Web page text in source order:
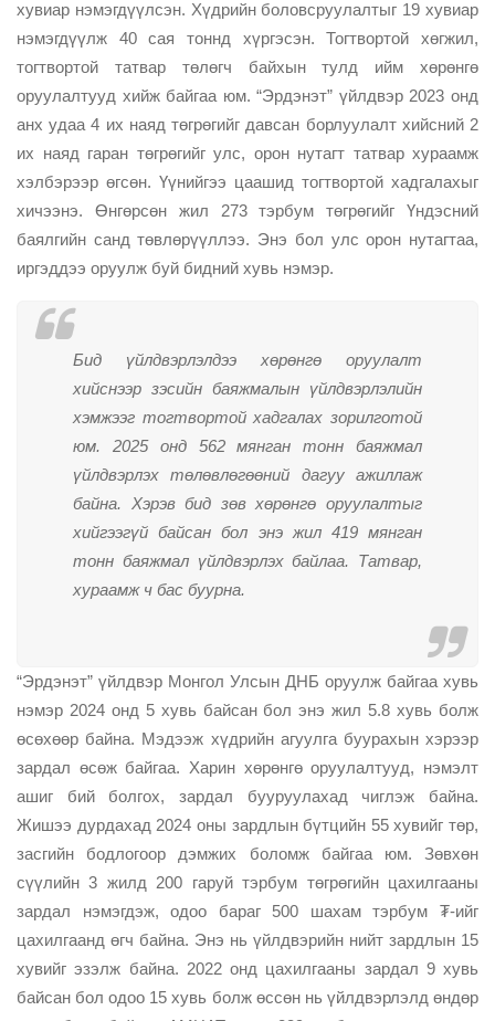
хувиар нэмэгдүүлсэн. Хүдрийн боловсруулалтыг 19 хувиар
нэмэгдүүлж 40 сая тоннд хүргэсэн. Тогтвортой хөгжил,
тогтвортой татвар төлөгч байхын тулд ийм хөрөнгө
оруулалтууд хийж байгаа юм. “Эрдэнэт” үйлдвэр 2023 онд
анх удаа 4 их наяд төгрөгийг давсан борлуулалт хийсний 2
их наяд гаран төгрөгийг улс, орон нутагт татвар хураамж
хэлбэрээр өгсөн. Үүнийгээ цаашид тогтвортой хадгалахыг
хичээнэ. Өнгөрсөн жил 273 тэрбум төгрөгийг Үндэсний
баялгийн санд төвлөрүүллээ. Энэ бол улс орон нутагтаа,
иргэддээ оруулж буй бидний хувь нэмэр.
Бид үйлдвэрлэлдээ хөрөнгө оруулалт
хийснээр зэсийн баяжмалын үйлдвэрлэлийн
хэмжээг тогтвортой хадгалах зорилготой
юм. 2025 онд 562 мянган тонн баяжмал
үйлдвэрлэх төлөвлөгөөний дагуу ажиллаж
байна. Хэрэв бид зөв хөрөнгө оруулалтыг
хийгээгүй байсан бол энэ жил 419 мянган
тонн баяжмал үйлдвэрлэх байлаа. Татвар,
хураамж ч бас буурна.
“Эрдэнэт” үйлдвэр Монгол Улсын ДНБ оруулж байгаа хувь
нэмэр 2024 онд 5 хувь байсан бол энэ жил 5.8 хувь болж
өсөхөөр байна. Мэдээж хүдрийн агуулга буурахын хэрээр
зардал өсөж байгаа. Харин хөрөнгө оруулалтууд, нэмэлт
ашиг бий болгох, зардал бууруулахад чиглэж байна.
Жишээ дурдахад 2024 оны зардлын бүтцийн 55 хувийг төр,
засгийн бодлогоор дэмжих боломж байгаа юм. Зөвхөн
сүүлийн 3 жилд 200 гаруй тэрбум төгрөгийн цахилгааны
зардал нэмэгдэж, одоо бараг 500 шахам тэрбум ₮-ийг
цахилгаанд өгч байна. Энэ нь үйлдвэрийн нийт зардлын 15
хувийг эзэлж байна. 2022 онд цахилгааны зардал 9 хувь
байсан бол одоо 15 хувь болж өссөн нь үйлдвэрлэлд өндөр